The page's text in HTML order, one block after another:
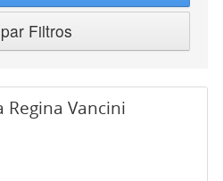
Filtros
Regina Vancini